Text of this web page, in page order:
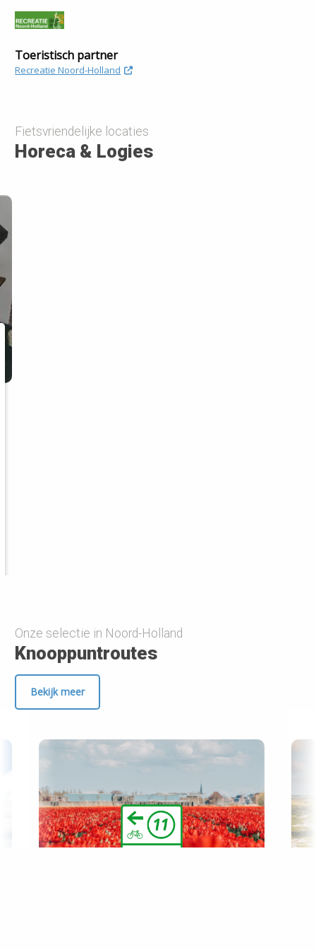
Toeristisch partner
Recreatie Noord-Holland
Fietsvriendelijke locaties
Horeca & Logies
Onze selectie in Noord-Holland
Knooppuntroutes
Bekijk meer